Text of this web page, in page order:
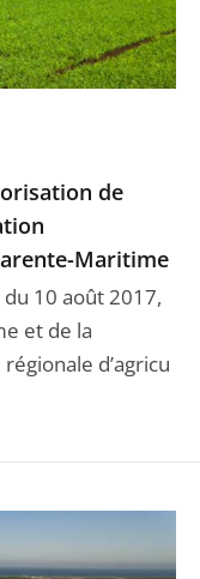
de
Maritime
10 août 2017,
et de la
d’agricu